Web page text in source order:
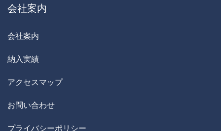
会社案内
会社案内
納入実績
アクセスマップ
お問い合わせ
プライバシーポリシー